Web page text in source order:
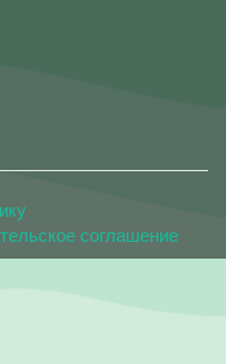
соглашение